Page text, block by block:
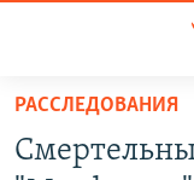
упрощенного
доступа
ПОДКАСТЫ
РАССЛЕДОВАНИЯ